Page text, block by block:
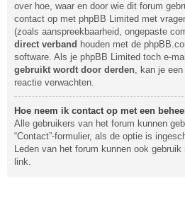
over hoe, waar en door wie dit forum
contact op met phpBB Limited met
(zoals aanspreekbaarheid, ongepaste
direct verband houden met de
software. Als je phpBB Limited toch e-
gebruikt wordt door derden, kan je
reactie verwachten.
Hoe neem ik contact op met een
Alle gebruikers van het forum kunnen
“Contact”-formulier, als de optie is
Leden van het forum kunnen ook gebruik
link.